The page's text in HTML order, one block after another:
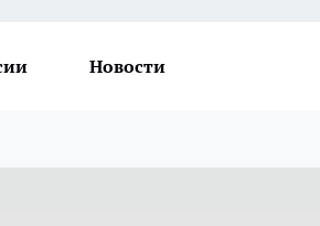
Новости